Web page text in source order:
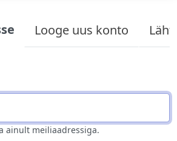
Looge uus konto
ainult meiliaadressiga.